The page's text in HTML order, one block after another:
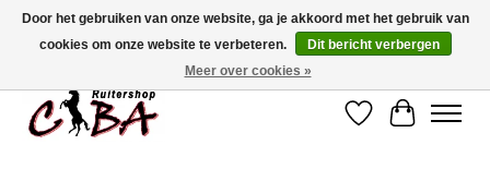
Bij vragen kan u ons contacteren op het nummer 011/60.67.34 ofciba@skynet.be
Ambachtstraat 22 A, 3530 Helchteren
Verlanglijst
Door het gebruiken van onze website, ga je akkoord met het gebruik van
cookies om onze website te verbeteren.
Dit bericht verbergen
Meer over cookies »